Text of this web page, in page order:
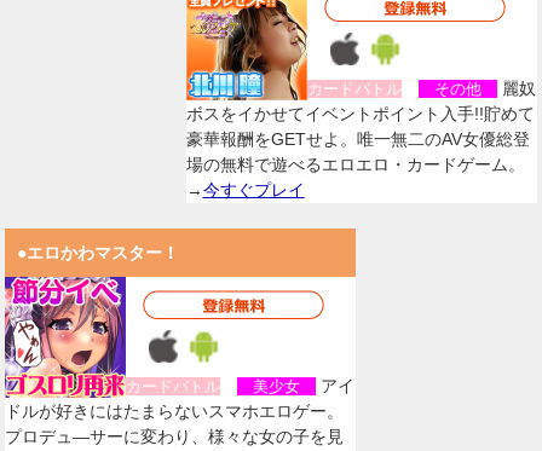
カードバトル その他
麗奴
ボスをイかせてイベントポイント入手!!貯めて
豪華報酬をGETせよ。唯一無二のAV女優総登
場の無料で遊べるエロエロ・カードゲーム。
→今すぐプレイ
●エロかわマスター！
カードバトル 美少女
アイ
ドルが好きにはたまらないスマホエロゲー。
プロデュ―サーに変わり、様々な女の子を見